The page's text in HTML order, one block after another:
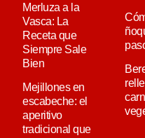
Merluza a la
Vasca: La
Receta que
Siempre Sale
Bien
Mejillones en
escabeche: el
aperitivo
tradicional que